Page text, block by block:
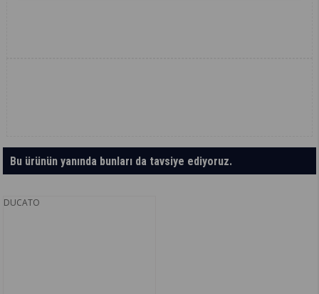
Bu ürünün yanında bunları da tavsiye ediyoruz.
DUCATO